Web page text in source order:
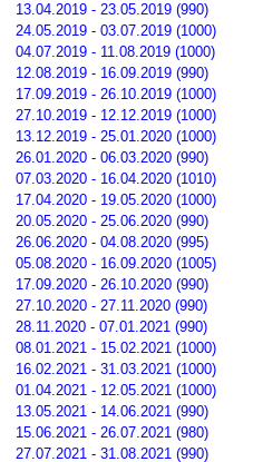
13.04.2019 - 23.05.2019 (990)
24.05.2019 - 03.07.2019 (1000)
04.07.2019 - 11.08.2019 (1000)
12.08.2019 - 16.09.2019 (990)
17.09.2019 - 26.10.2019 (1000)
27.10.2019 - 12.12.2019 (1000)
13.12.2019 - 25.01.2020 (1000)
26.01.2020 - 06.03.2020 (990)
07.03.2020 - 16.04.2020 (1010)
17.04.2020 - 19.05.2020 (1000)
20.05.2020 - 25.06.2020 (990)
26.06.2020 - 04.08.2020 (995)
05.08.2020 - 16.09.2020 (1005)
17.09.2020 - 26.10.2020 (990)
27.10.2020 - 27.11.2020 (990)
28.11.2020 - 07.01.2021 (990)
08.01.2021 - 15.02.2021 (1000)
16.02.2021 - 31.03.2021 (1000)
01.04.2021 - 12.05.2021 (1000)
13.05.2021 - 14.06.2021 (990)
15.06.2021 - 26.07.2021 (980)
27.07.2021 - 31.08.2021 (990)